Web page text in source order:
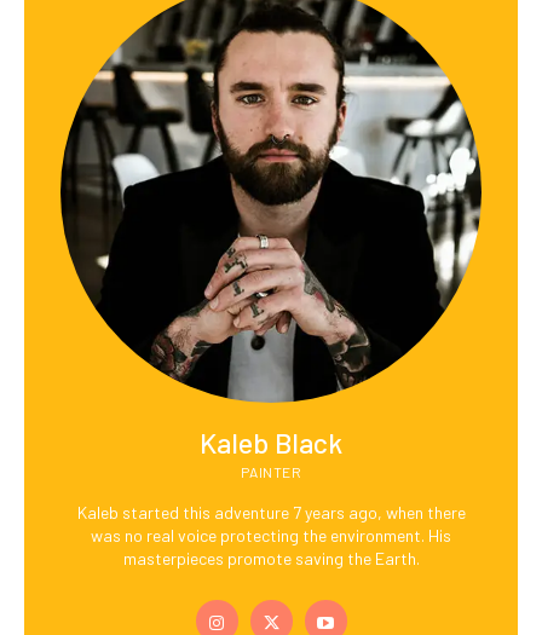
Kaleb Black
PAINTER
Kaleb started this adventure 7 years ago, when there
was no real voice protecting the environment. His
masterpieces promote saving the Earth.